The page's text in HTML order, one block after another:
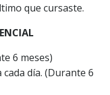
que cursaste.
6 meses)
día. (Durante 6